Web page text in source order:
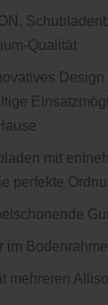
Qualität
mit
perfekte
im
mehreren